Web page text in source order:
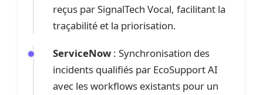
reçus par SignalTech Vocal, facilitant la
traçabilité et la priorisation.
ServiceNow : Synchronisation des
incidents qualifiés par EcoSupport AI
avec les workflows existants pour un